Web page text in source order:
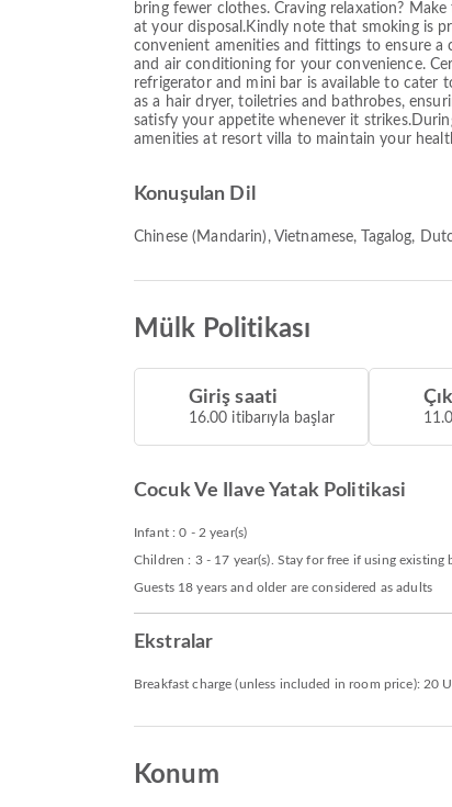
bring fewer clothes. Craving relaxation?
at your disposal.Kindly note that smoking is
convenient amenities and fittings to ensure
and air conditioning for your convenience.
refrigerator and mini bar is available to cater
as a hair dryer, toiletries and bathrobes,
satisfy your appetite whenever it
amenities at resort villa to maintain your
Konuşulan Dil
Chinese (Mandarin), Vietnamese, Tagalog,
Mülk Politikası
Giriş saati
16.00 itibarıyla başlar
Cocuk Ve Ilave Yatak Politikasi
Infant : 0 - 2 year(s)
Children : 3 - 17 year(s). Stay for free if using existing
Guests 18 years and older are considered as adults
Ekstralar
Breakfast charge (unless included in room price): 20
Konum